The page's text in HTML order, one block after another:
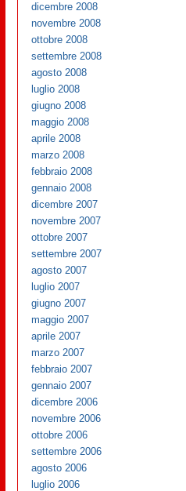
dicembre 2008
novembre 2008
ottobre 2008
settembre 2008
agosto 2008
luglio 2008
giugno 2008
maggio 2008
aprile 2008
marzo 2008
febbraio 2008
gennaio 2008
dicembre 2007
novembre 2007
ottobre 2007
settembre 2007
agosto 2007
luglio 2007
giugno 2007
maggio 2007
aprile 2007
marzo 2007
febbraio 2007
gennaio 2007
dicembre 2006
novembre 2006
ottobre 2006
settembre 2006
agosto 2006
luglio 2006